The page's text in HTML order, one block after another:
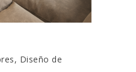
, Diseño de